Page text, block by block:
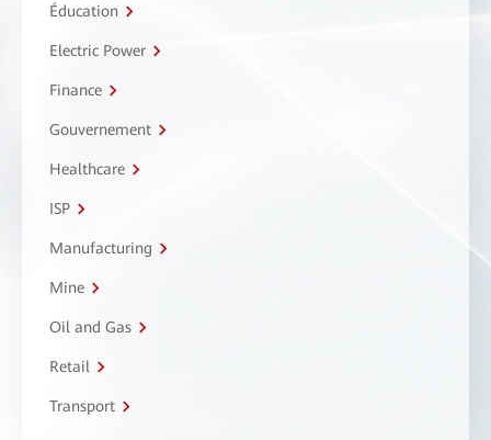
Éducation
Electric Power
Finance
Gouvernement
Healthcare
ISP
Manufacturing
Mine
Oil and Gas
Retail
Transport